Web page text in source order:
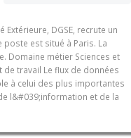
Extérieure, DGSE, recrute un
poste est situé à Paris. La
Domaine métier Sciences et
travail Le flux de données
à celui des plus importantes
l&#039;information et de la